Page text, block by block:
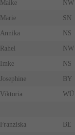
Maike NW
Marie SN
Annika NS
Rahel NW
Imke NS
Josephine BY
Viktoria WÜ
Franziska BE